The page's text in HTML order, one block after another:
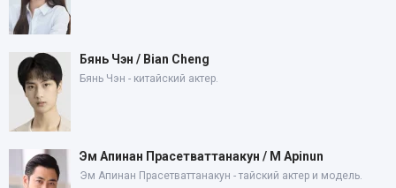
Бянь Чэн / Bian Cheng
Бянь Чэн - китайский актер.
Эм Апинан Прасетваттанакун / M Apinun
Эм Апинан Прасетваттанакун - тайский актер и модель.